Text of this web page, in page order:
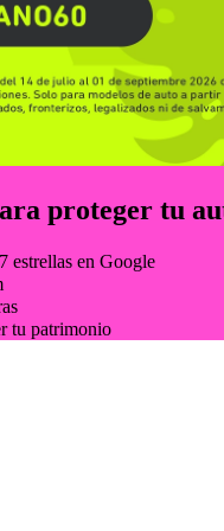
proteger tu
estrellas en Google
tu patrimonio